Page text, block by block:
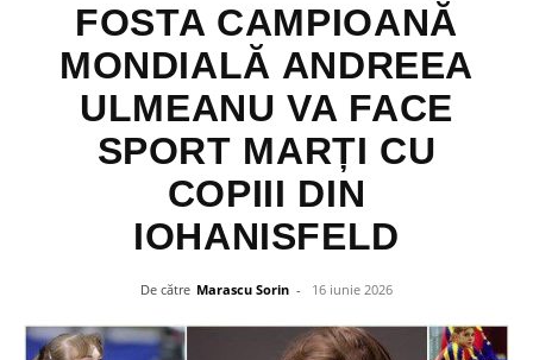
FOSTA CAMPIOANĂ
MONDIALĂ ANDREEA
ULMEANU VA FACE
SPORT MARȚI CU
COPIII DIN
IOHANISFELD
De către Marascu Sorin - 16 iunie 2026